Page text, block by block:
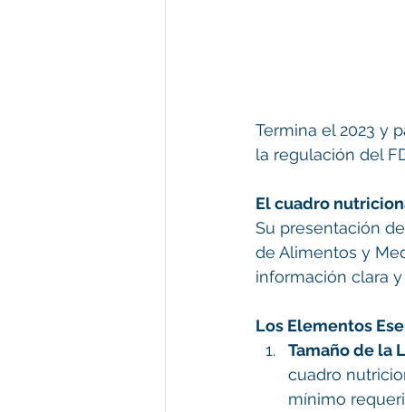
Termina el 2023 y
la regulación del
El cuadro
Su presentación
de Alimentos y
información clara
Los Elementos
Tamaño de la
cuadro
mínimo